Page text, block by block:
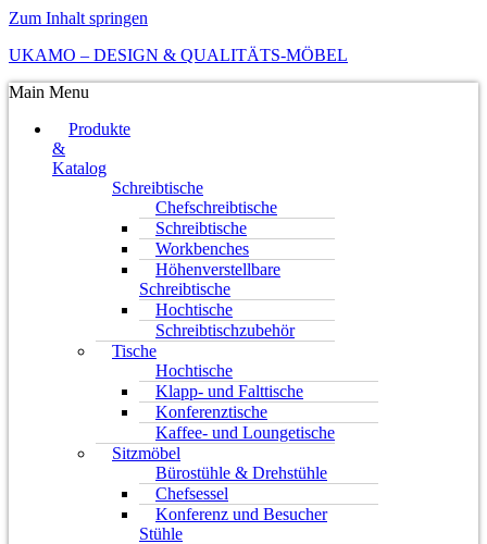
Zum Inhalt springen
UKAMO – DESIGN & QUALITÄTS-MÖBEL
Main Menu
Produkte
&
Katalog
Schreibtische
Chefschreibtische
Schreibtische
Workbenches
Höhenverstellbare
Schreibtische
Hochtische
Schreibtischzubehör
Tische
Hochtische
Klapp- und Falttische
Konferenztische
Kaffee- und Loungetische
Sitzmöbel
Bürostühle & Drehstühle
Chefsessel
Konferenz und Besucher
Stühle